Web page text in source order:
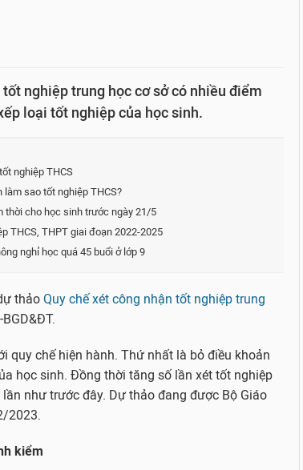
nghiệp trung học cơ sở có nhiều điểm
loại tốt nghiệp của học sinh.
nghiệp THCS
sao tốt nghiệp THCS?
thời cho học sinh trước ngày 21/5
THCS, THPT giai đoạn 2022-2025
nghỉ học quá 45 buổi ở lớp 9
thảo Quy chế xét công nhận tốt nghiệp trung
quy chế hiện hành. Thứ nhất là bỏ điều khoản
học sinh. Đồng thời tăng số lần xét tốt nghiệp
như trước đây. Dự thảo đang được Bộ Giáo
2023.
kiểm